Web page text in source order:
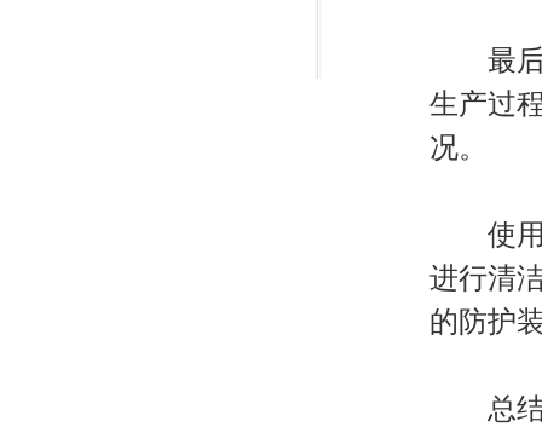
最后
生产过
况。
使用
进行清
的防护
总结